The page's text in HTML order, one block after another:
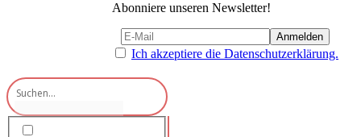
Abonniere unseren Newsletter!
Ich akzeptiere die Datenschutzerklärung.